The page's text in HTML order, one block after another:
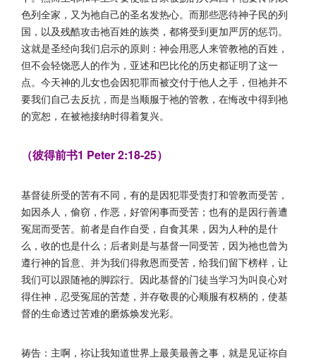
色列全家，又为祂自己的圣名发热心。而那些恶待神子民的列
国，以及残酷攻击祂百姓的族类，都将受到更加严厉的惩罚。
这就是圣经向我们启示的原则：神会用恶人来管教祂的百姓，
但不会轻饶恶人的作为，亚述和巴比伦的历史都证明了这一
点。今天神的儿女也会因犯罪而被交付于他人之手，但祂并不
要我们自己去反抗，而是当顺服于祂的管教，在悔改中得到祂
的宽恕，在被祂接纳时得着复兴。
（彼得前书1 Peter 2:18-25）
基督徒所受的苦有不同，有的是因犯罪受责打和管教而受苦，
如因杀人，偷窃，作恶，好管闲事而受苦；也有的是因行善遭
冤屈而受苦。前者是自作自受，自食其果，因为人种的是什
么，收的也是什么；后者则是与基督一同受苦，因为祂也曾为
遵行神的旨意、并为我们得救恩而受苦，给我们留下榜样，让
我们可以跟随祂的脚踪行。因此基督的门徒当学习为叫良心对
得住神，忍受冤屈的苦楚，并存敬畏的心顺服有权柄的，使基
督的生命透过苦难的磨炼焕发光彩。
祷告：主啊，祢让我知道世界上最美最善之事，就是见证祢自